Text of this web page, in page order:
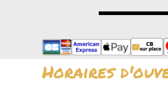
Horaires